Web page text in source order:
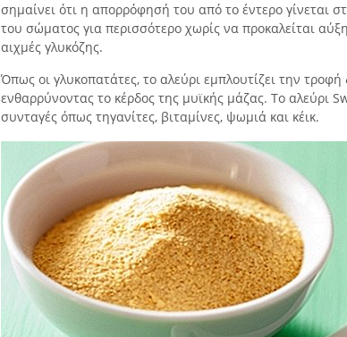
σημαίνει ότι η απορρόφησή του από το έντερο γίνεται
του σώματος για περισσότερο χωρίς να προκαλείται
αιχμές γλυκόζης.
Όπως οι γλυκοπατάτες, το αλεύρι εμπλουτίζει την τροφή
ενθαρρύνοντας το κέρδος της μυϊκής μάζας. Το αλεύρι
συνταγές όπως τηγανίτες, βιταμίνες, ψωμιά και κέικ.